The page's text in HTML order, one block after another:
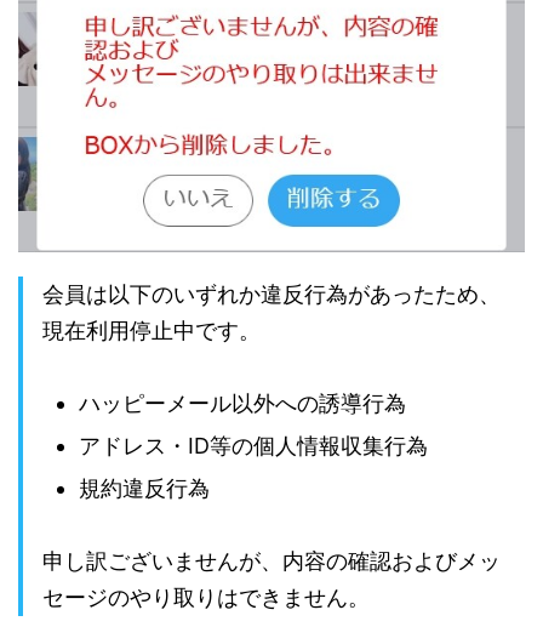
会員は以下のいずれか違反行為があったため、
現在利用停止中です。
ハッピーメール以外への誘導行為
アドレス・ID等の個人情報収集行為
規約違反行為
申し訳ございませんが、内容の確認およびメッ
セージのやり取りはできません。